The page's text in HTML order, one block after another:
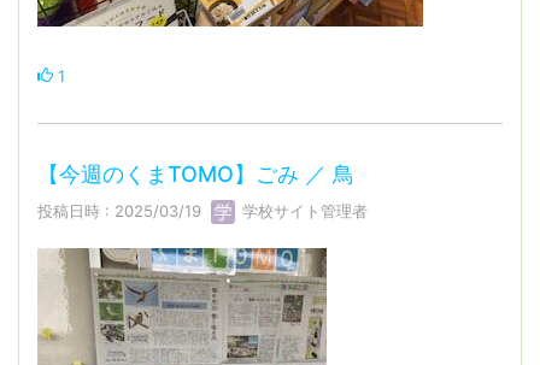
1
【今週のくまTOMO】ごみ ／ 鳥
投稿日時 : 2025/03/19 学校サイト管理者